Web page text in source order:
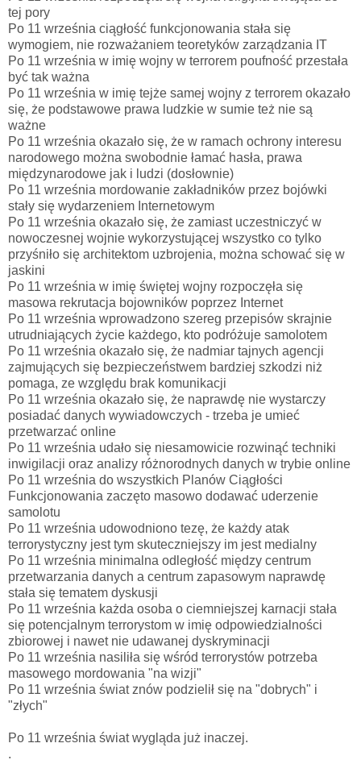
tej pory
Po 11 września ciągłość funkcjonowania stała się
wymogiem, nie rozważaniem teoretyków zarządzania IT
Po 11 września w imię wojny w terrorem poufność przestała
być tak ważna
Po 11 września w imię tejże samej wojny z terrorem okazało
się, że podstawowe prawa ludzkie w sumie też nie są
ważne
Po 11 września okazało się, że w ramach ochrony interesu
narodowego można swobodnie łamać hasła, prawa
międzynarodowe jak i ludzi (dosłownie)
Po 11 września mordowanie zakładników przez bojówki
stały się wydarzeniem Internetowym
Po 11 września okazało się, że zamiast uczestniczyć w
nowoczesnej wojnie wykorzystującej wszystko co tylko
przyśniło się architektom uzbrojenia, można schować się w
jaskini
Po 11 września w imię świętej wojny rozpoczęła się
masowa rekrutacja bojowników poprzez Internet
Po 11 września wprowadzono szereg przepisów skrajnie
utrudniających życie każdego, kto podróżuje samolotem
Po 11 września okazało się, że nadmiar tajnych agencji
zajmujących się bezpieczeństwem bardziej szkodzi niż
pomaga, ze względu brak komunikacji
Po 11 września okazało się, że naprawdę nie wystarczy
posiadać danych wywiadowczych - trzeba je umieć
przetwarzać online
Po 11 września udało się niesamowicie rozwinąć techniki
inwigilacji oraz analizy różnorodnych danych w trybie online
Po 11 września do wszystkich Planów Ciągłości
Funkcjonowania zaczęto masowo dodawać uderzenie
samolotu
Po 11 września udowodniono tezę, że każdy atak
terrorystyczny jest tym skuteczniejszy im jest medialny
Po 11 września minimalna odległość między centrum
przetwarzania danych a centrum zapasowym naprawdę
stała się tematem dyskusji
Po 11 września każda osoba o ciemniejszej karnacji stała
się potencjalnym terrorystom w imię odpowiedzialności
zbiorowej i nawet nie udawanej dyskryminacji
Po 11 września nasiliła się wśród terrorystów potrzeba
masowego mordowania "na wizji"
Po 11 września świat znów podzielił się na "dobrych" i
"złych"
Po 11 września świat wygląda już inaczej.
.